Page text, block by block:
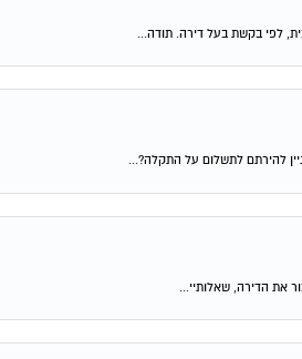
לפי בקשת בעל דירה. תודה...
להירתם לתשלום על התקלה?...
את הדירה, שאלותיי...